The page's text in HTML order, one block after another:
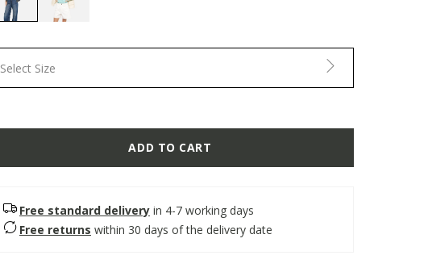
Select Size
ADD TO CART
Free standard delivery in 4-7 working days
Free returns within 30 days of the delivery date